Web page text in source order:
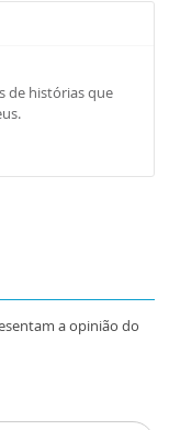
de histórias que
a opinião do